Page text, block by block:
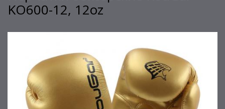
KO600-12, 12oz